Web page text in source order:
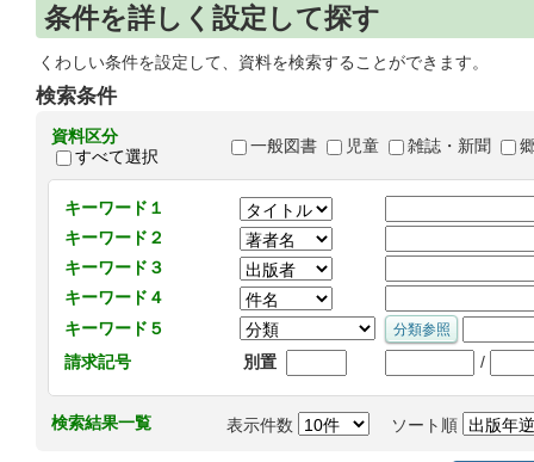
条件を詳しく設定して探す
くわしい条件を設定して、資料を検索することができます。
検索条件
資料区分
すべて選択
一般図書 児童 雑誌・新聞
キーワード１
キーワード２
キーワード３
キーワード４
キーワード５
請求記号
別置 /
検索結果一覧 表示件数 ソート順